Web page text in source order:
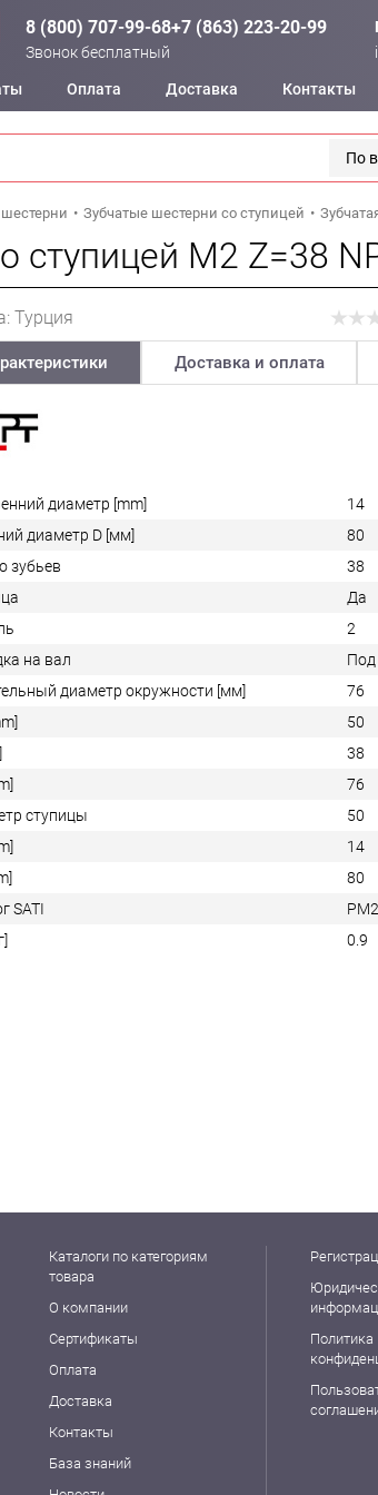
8 (800) 707-99-68+7 (863) 223-20-99
Звонок бесплатный
Оплата Доставка Контакты
По
Зубчатые шестерни со ступицей
ступицей M2 Z=38
Турция
Доставка и оплата
диаметр [mm]
14
диаметр D [мм]
80
зубьев
38
Да
2
на вал
Под
диаметр окружности [мм]
76
50
38
76
ступицы
50
14
80
SATI
0.9
Каталоги по категориям
товара
О компании
Сертификаты
Оплата
Доставка
Контакты
База знаний
Политика